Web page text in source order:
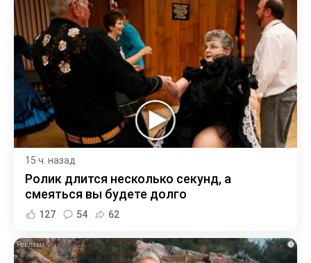
15 ч. назад
Ролик длится несколько секунд, а
смеяться вы будете долго
127 54 62
i